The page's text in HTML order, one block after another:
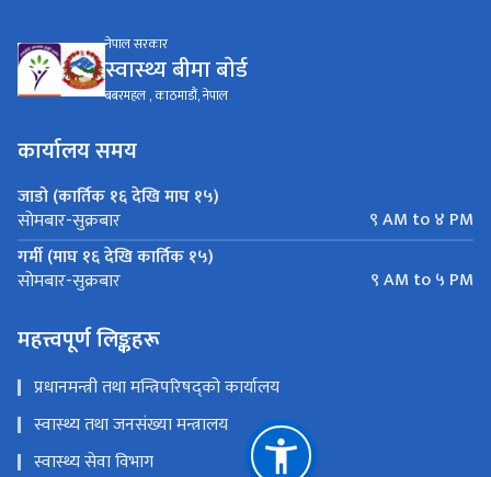
नेपाल सरकार
स्वास्थ्य बीमा बाेर्ड
बबरमहल , काठमाडौं, नेपाल
कार्यालय समय
जाडो (कार्तिक १६ देखि माघ १५)
सोमबार-सुक्रबार
९ AM to ४ PM
गर्मी (माघ १६ देखि कार्तिक १५)
सोमबार-सुक्रबार ९ AM to ५ PM
महत्त्वपूर्ण लिङ्कहरू
प्रधानमन्त्री तथा मन्त्रिपरिषद्को कार्यालय
स्वास्थ्य तथा जनसंख्या मन्त्रालय
स्वास्थ्य सेवा विभाग